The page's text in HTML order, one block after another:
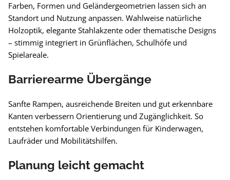
Farben, Formen und Geländergeometrien lassen sich an
Standort und Nutzung anpassen. Wahlweise natürliche
Holzoptik, elegante Stahlakzente oder thematische Designs
– stimmig integriert in Grünflächen, Schulhöfe und
Spielareale.
Barrierearme Übergänge
Sanfte Rampen, ausreichende Breiten und gut erkennbare
Kanten verbessern Orientierung und Zugänglichkeit. So
entstehen komfortable Verbindungen für Kinderwagen,
Laufräder und Mobilitätshilfen.
Planung leicht gemacht